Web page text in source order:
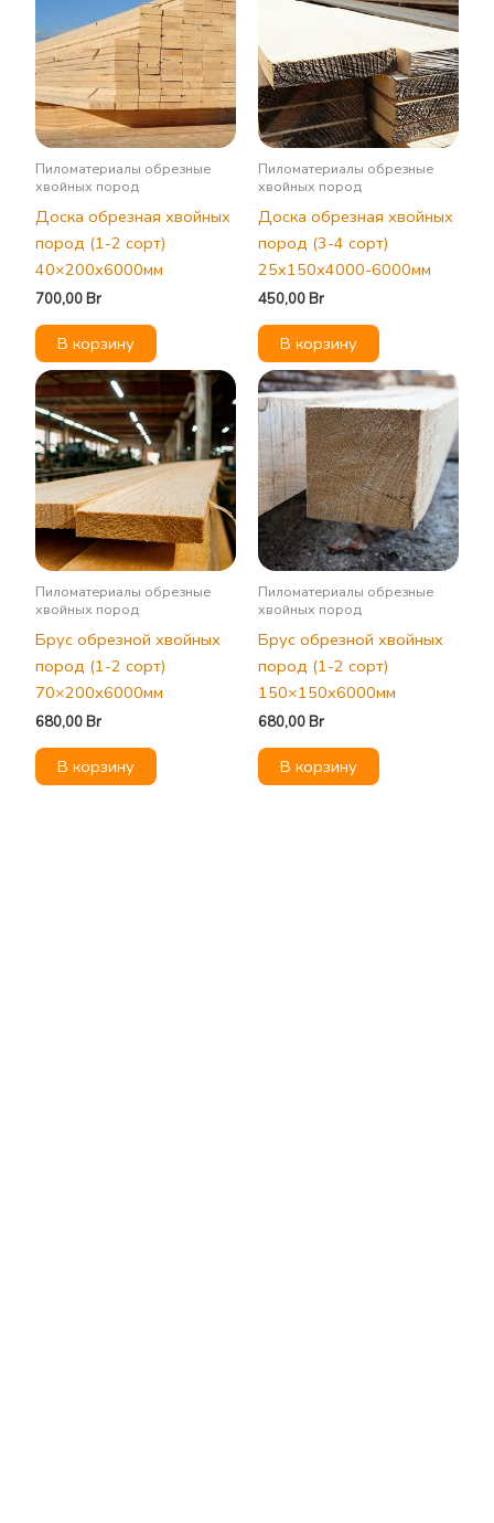
Пиломатериалы обрезные
хвойных пород
Доска обрезная хвойных
пород (1-2 сорт)
40×200х6000мм
700,00Br
В корзину
Пиломатериалы обрезные
хвойных пород
Доска обрезная хвойных
пород (3-4 сорт)
25х150х4000-6000мм
450,00Br
В корзину
Пиломатериалы обрезные
хвойных пород
Брус обрезной хвойных
пород (1-2 сорт)
70×200х6000мм
680,00Br
В корзину
Пиломатериалы обрезные
хвойных пород
Брус обрезной хвойных
пород (1-2 сорт)
150×150х6000мм
680,00Br
В корзину